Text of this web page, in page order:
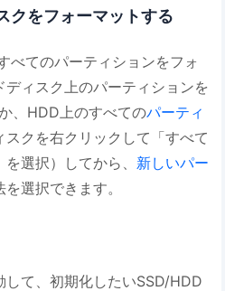
クをフォーマットする
べてのパーティションをフォ
ィスク上のパーティションを
、HDD上のすべてのパーティ
スクを右クリックして「すべて
選択）してから、 新しいパー
を選択できます。
して、初期化したいSSD/HDD